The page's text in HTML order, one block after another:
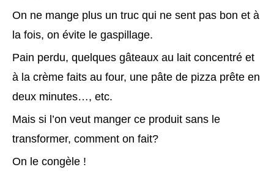
On ne mange plus un truc qui ne sent pas bon et à
la fois, on évite le gaspillage.
Pain perdu, quelques gâteaux au lait concentré et
à la crème faits au four, une pâte de pizza prête en
deux minutes…, etc.
Mais si l’on veut manger ce produit sans le
transformer, comment on fait?
On le congèle !